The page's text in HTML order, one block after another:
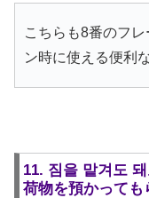
こちらも8番のフ
ン時に使える便利
11. 짐을 맡겨도
荷物を預かっても